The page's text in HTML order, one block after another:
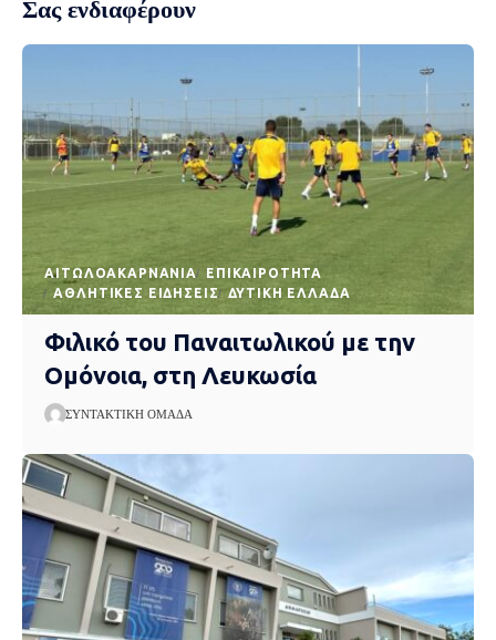
Σας ενδιαφέρουν
AΙΤΩΛΟΑΚΑΡΝΑΝΊΑ
EΠΙΚΑΙΡΌΤΗΤΑ
ΑΘΛΗΤΙΚΈΣ ΕΙΔΉΣΕΙΣ
ΔΥΤΙΚΉ ΕΛΛΆΔΑ
Φιλικό του Παναιτωλικού με την
Ομόνοια, στη Λευκωσία
ΣΥΝΤΑΚΤΙΚΉ ΟΜΆΔΑ